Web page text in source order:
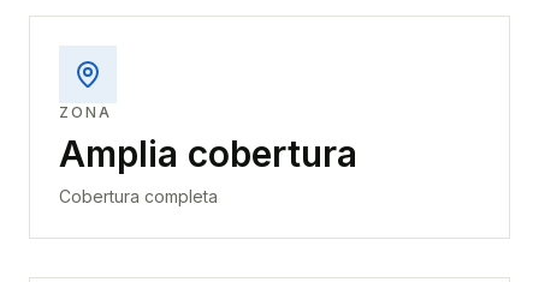
ZONA
Amplia cobertura
Cobertura completa